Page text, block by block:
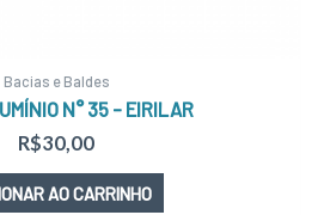
Bacias e Baldes
N° 35 – EIRILAR
R$30,00
AO CARRINHO